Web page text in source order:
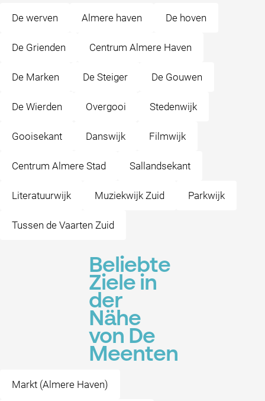
De werven Almere haven De hoven
De Grienden Centrum Almere Haven
De Marken De Steiger De Gouwen
De Wierden Overgooi Stedenwijk
Gooisekant Danswijk Filmwijk
Centrum Almere Stad Sallandsekant
Literatuurwijk Muziekwijk Zuid Parkwijk
Tussen de Vaarten Zuid
Beliebte
Ziele in
der
Nähe
von De
Meenten
Markt (Almere Haven)